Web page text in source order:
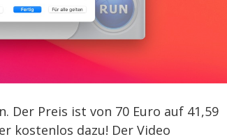
Der Preis ist von 70 Euro auf 41,59
kostenlos dazu! Der Video